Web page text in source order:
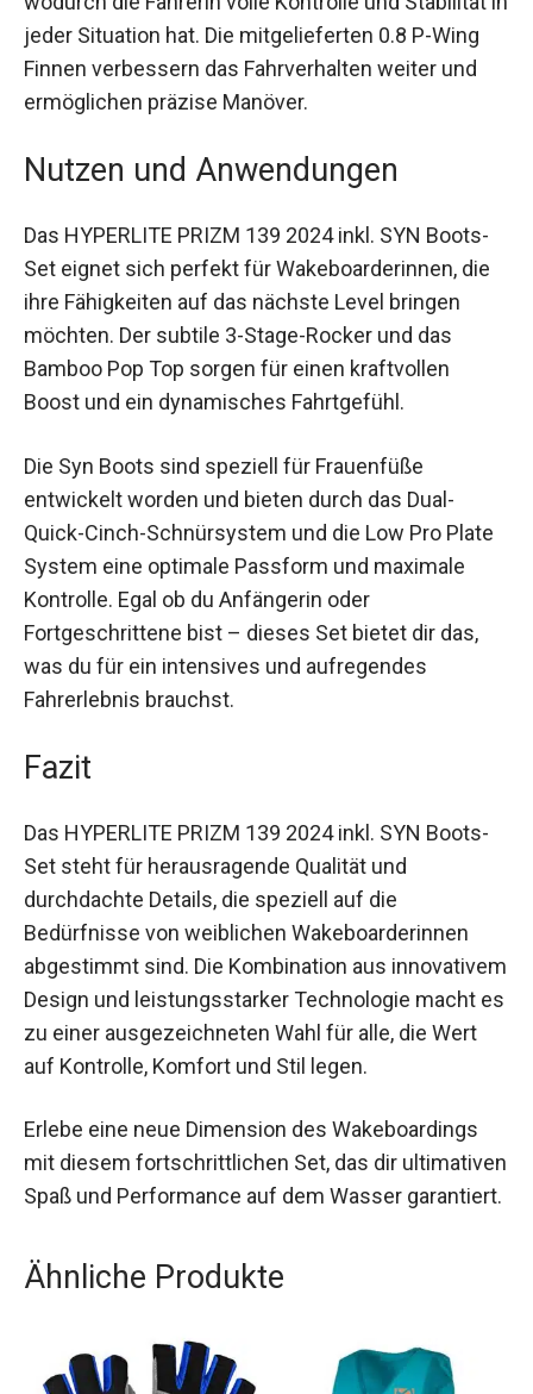
jeder Situation hat. Die mitgelieferten 0.8 P-Wing
Finnen verbessern das Fahrverhalten weiter und
ermöglichen präzise Manöver.
Nutzen und Anwendungen
Das HYPERLITE PRIZM 139 2024 inkl. SYN Boots-
Set eignet sich perfekt für Wakeboarderinnen, die
ihre Fähigkeiten auf das nächste Level bringen
möchten. Der subtile 3-Stage-Rocker und das
Bamboo Pop Top sorgen für einen kraftvollen
Boost und ein dynamisches Fahrtgefühl.
Die Syn Boots sind speziell für Frauenfüße
entwickelt worden und bieten durch das Dual-
Quick-Cinch-Schnürsystem und die Low Pro Plate
System eine optimale Passform und maximale
Kontrolle. Egal ob du Anfängerin oder
Fortgeschrittene bist – dieses Set bietet dir das,
was du für ein intensives und aufregendes
Fahrerlebnis brauchst.
Fazit
Das HYPERLITE PRIZM 139 2024 inkl. SYN Boots-
Set steht für herausragende Qualität und
durchdachte Details, die speziell auf die
Bedürfnisse von weiblichen Wakeboarderinnen
abgestimmt sind. Die Kombination aus innovativem
Design und leistungsstarker Technologie macht es
zu einer ausgezeichneten Wahl für alle, die Wert
auf Kontrolle, Komfort und Stil legen.
Erlebe eine neue Dimension des Wakeboardings
mit diesem fortschrittlichen Set, das dir ultimativen
Spaß und Performance auf dem Wasser garantiert.
Ähnliche Produkte